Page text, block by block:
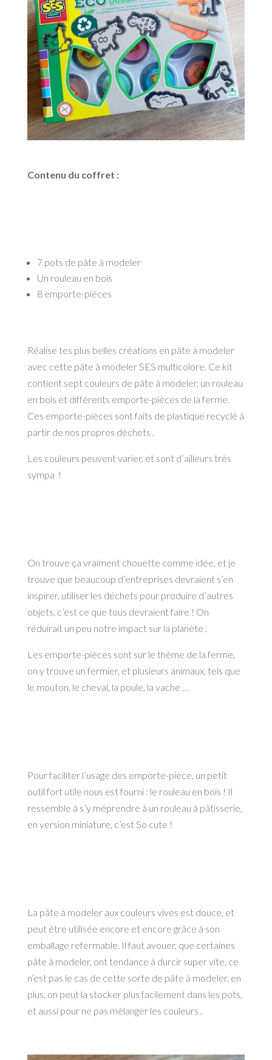
Contenu du coffret :
7 pots de pâte à modeler
Un rouleau en bois
8 emporte-pièces
Réalise tes plus belles créations en pâte à modeler
avec cette pâte à modeler SES multicolore. Ce kit
contient sept couleurs de pâte à modeler, un rouleau
en bois et différents emporte-pièces de la ferme.
Ces emporte-pièces sont faits de plastique recyclé à
partir de nos propres déchets .
Les couleurs peuvent varier, et sont d’ailleurs très
sympa !
On trouve ça vraiment chouette comme idée, et je
trouve que beaucoup d’entreprises devraient s’en
inspirer, utiliser les déchets pour produire d’autres
objets, c’est ce que tous devraient faire ! On
réduirait un peu notre impact sur la planète .
Les emporte-pièces sont sur le thème de la ferme,
on y trouve un fermier, et plusieurs animaux, tels que
le mouton, le cheval, la poule, la vache …
Pour faciliter l’usage des emporte-pièce, un petit
outil fort utile nous est fourni : le rouleau en bois ! Il
ressemble à s’y méprendre à un rouleau à pâtisserie,
en version miniature, c’est So cute !
La pâte à modeler aux couleurs vives est douce, et
peut être utilisée encore et encore grâce à son
emballage refermable. Il faut avouer, que certaines
pâte à modeler, ont tendance à durcir super vite, ce
n’est pas le cas de cette sorte de pâte à modeler, en
plus, on peut la stocker plus facilement dans les pots,
et aussi pour ne pas mélanger les couleurs .